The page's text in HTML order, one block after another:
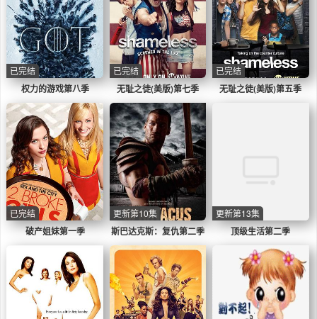
权力的游戏第八季
已完结
无耻之徒(美版)第七季
已完结
无耻之徒(美版)第五季
已完结
破产姐妹第一季
已完结
斯巴达克斯：复仇第二季
更新第10集
顶级生活第二季
更新第13集